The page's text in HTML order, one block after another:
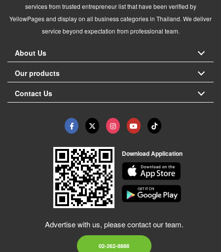
services from trusted entrepreneur list that have been verified by
YellowPages and display on all business categories in Thailand. We deliver
service beyond expectation from professional team.
About Us
Our products
Contact Us
Download Application
Advertise with us, please contact our team.
02-262-8888